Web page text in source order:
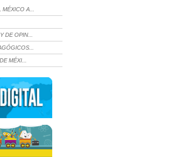
A...
DE OPIN...
MÉXI...